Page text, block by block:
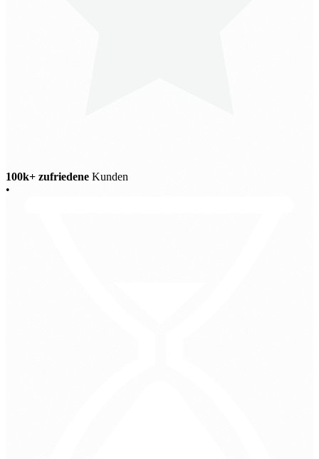
100k+ zufriedene Kunden
•